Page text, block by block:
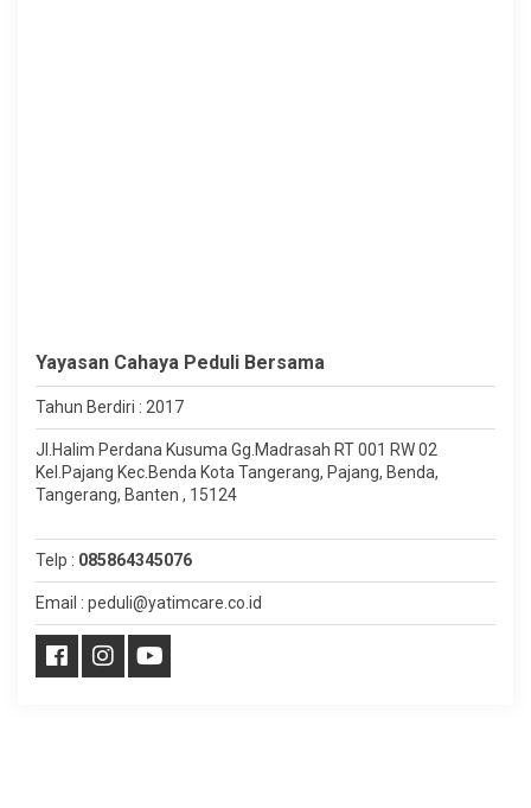
Yayasan Cahaya Peduli Bersama
Tahun Berdiri : 2017
Jl.Halim Perdana Kusuma Gg.Madrasah RT 001 RW 02
Kel.Pajang Kec.Benda Kota Tangerang, Pajang, Benda,
Tangerang, Banten , 15124
Telp : 085864345076
Email : peduli@yatimcare.co.id